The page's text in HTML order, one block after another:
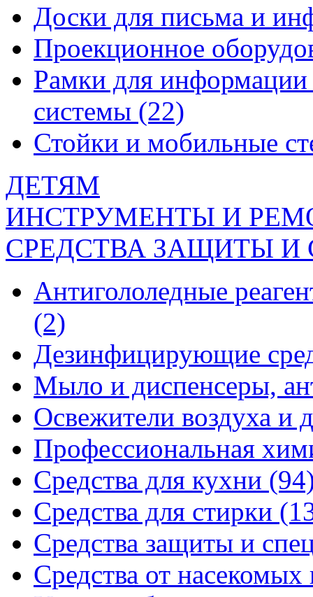
Доски для письма и
Проекционное
Рамки для
системы (22)
Стойки и мобильные
ДЕТЯМ
ИНСТРУМЕНТЫ И
СРЕДСТВА ЗАЩИТЫ
Антигололедные
(2)
Дезинфицирующие
Мыло и диспенсеры,
Освежители воздуха и
Профессиональная
Средства для кухни
Средства для стирки
Средства защиты и
Средства от